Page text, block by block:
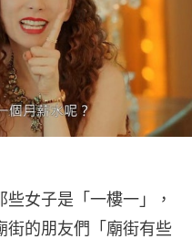
女子是「一樓一」，
街的朋友們「廟街有些